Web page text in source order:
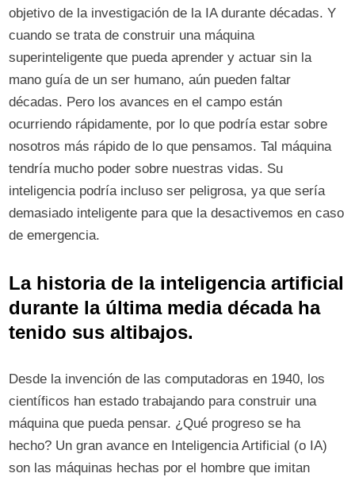
objetivo de la investigación de la IA durante décadas. Y
cuando se trata de construir una máquina
superinteligente que pueda aprender y actuar sin la
mano guía de un ser humano, aún pueden faltar
décadas. Pero los avances en el campo están
ocurriendo rápidamente, por lo que podría estar sobre
nosotros más rápido de lo que pensamos. Tal máquina
tendría mucho poder sobre nuestras vidas. Su
inteligencia podría incluso ser peligrosa, ya que sería
demasiado inteligente para que la desactivemos en caso
de emergencia.
La historia de la inteligencia artificial
durante la última media década ha
tenido sus altibajos.
Desde la invención de las computadoras en 1940, los
científicos han estado trabajando para construir una
máquina que pueda pensar. ¿Qué progreso se ha
hecho? Un gran avance en Inteligencia Artificial (o IA)
son las máquinas hechas por el hombre que imitan